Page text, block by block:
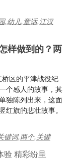
,幼儿,童话,江汉
样做到的？两
区的平津战役纪
个感人的故事，其
独陈列出来，这面
旗的悲壮故事。
键词,两个,关键